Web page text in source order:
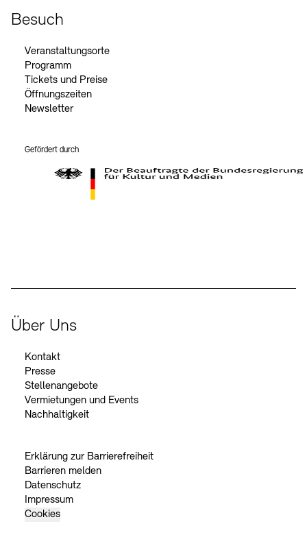
Besuch
Veranstaltungsorte
Programm
Tickets und Preise
Öffnungszeiten
Newsletter
Gefördert durch
Über Uns
Kontakt
Presse
Stellenangebote
Vermietungen und Events
Nachhaltigkeit
Erklärung zur Barrierefreiheit
Barrieren melden
Datenschutz
Impressum
Cookies